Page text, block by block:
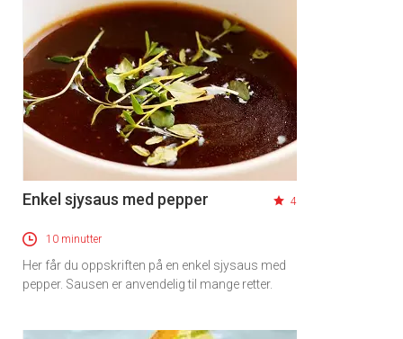
Enkel sjysaus med pepper 4
10 minutter
Her får du oppskriften på en enkel sjysaus med
pepper. Sausen er anvendelig til mange retter.